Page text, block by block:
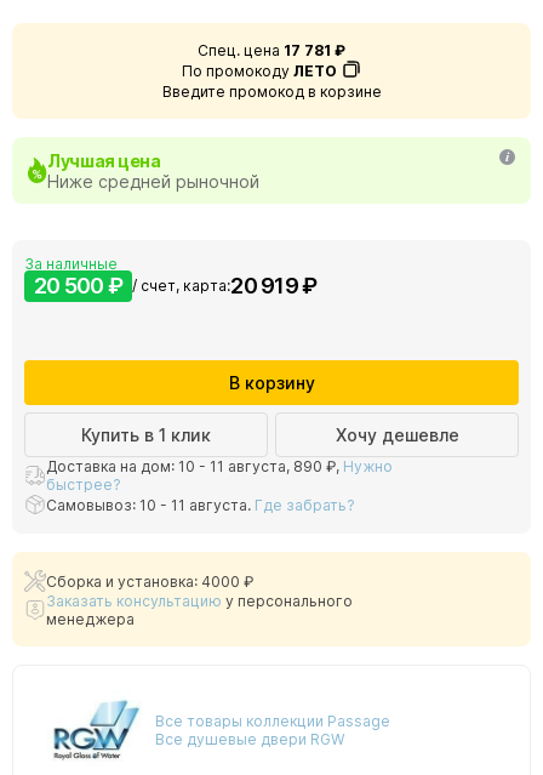
Спец. цена 17 781 ₽
По промокоду ЛЕТО
Введите промокод в корзине
Лучшая цена
Ниже средней рыночной
За наличные
20 500 ₽ / счет, карта:20 919 ₽
В корзину
Купить в 1 клик Хочу дешевле
Доставка на дом: 10 - 11 августа, 890 ₽, Нужно
быстрее?
Самовывоз: 10 - 11 августа. Где забрать?
Сборка и установка: 4000 ₽
Заказать консультацию у персонального
менеджера
Все товары коллекции Passage
Все душевые двери RGW